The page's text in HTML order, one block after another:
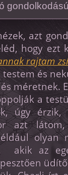
azt
hogy ezt
rajtam
testem és
méretnek.
a
úgy
azt
olyan
akik az